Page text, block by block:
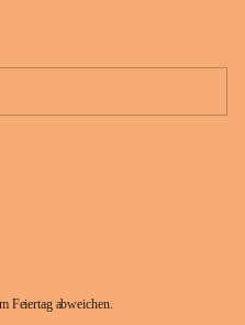
Feiertag abweichen.